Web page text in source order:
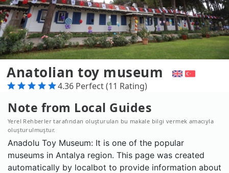
Anatolian toy museum
4.36 Perfect (11 Rating)
Note from Local Guides
Yerel Rehberler tarafından oluşturulan bu makale bilgi vermek amacıyla
oluşturulmuştur.
Anadolu Toy Museum: It is one of the popular
museums in Antalya region. This page was created
automatically by localbot to provide information about